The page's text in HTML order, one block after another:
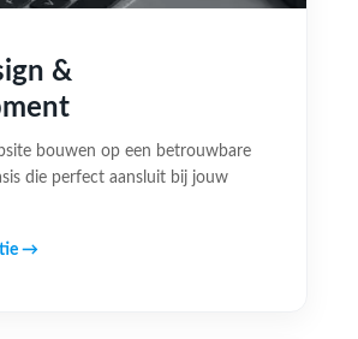
&
bouwen op een betrouwbare
die perfect aansluit bij jouw
→